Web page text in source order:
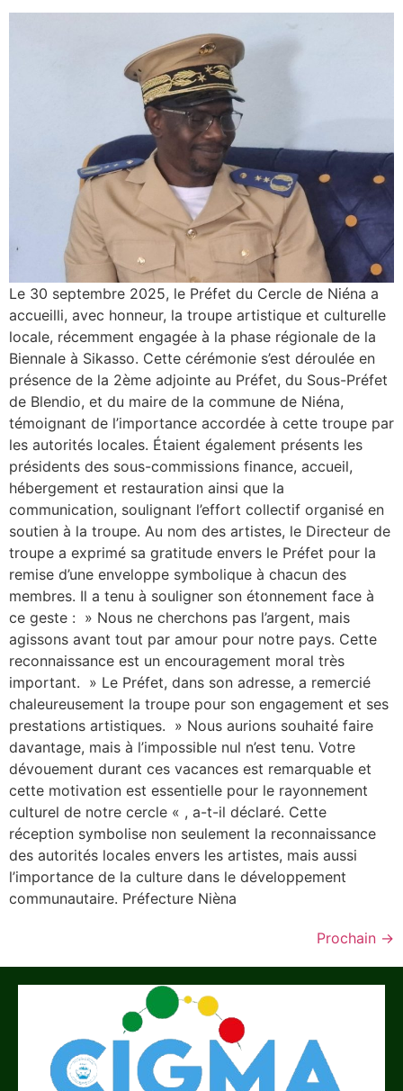
Le 30 septembre 2025, le Préfet du Cercle de Niéna a
accueilli, avec honneur, la troupe artistique et culturelle
locale, récemment engagée à la phase régionale de la
Biennale à Sikasso. Cette cérémonie s’est déroulée en
présence de la 2ème adjointe au Préfet, du Sous-Préfet
de Blendio, et du maire de la commune de Niéna,
témoignant de l’importance accordée à cette troupe par
les autorités locales. Étaient également présents les
présidents des sous-commissions finance, accueil,
hébergement et restauration ainsi que la
communication, soulignant l’effort collectif organisé en
soutien à la troupe. Au nom des artistes, le Directeur de
troupe a exprimé sa gratitude envers le Préfet pour la
remise d’une enveloppe symbolique à chacun des
membres. Il a tenu à souligner son étonnement face à
ce geste : » Nous ne cherchons pas l’argent, mais
agissons avant tout par amour pour notre pays. Cette
reconnaissance est un encouragement moral très
important. » Le Préfet, dans son adresse, a remercié
chaleureusement la troupe pour son engagement et ses
prestations artistiques. » Nous aurions souhaité faire
davantage, mais à l’impossible nul n’est tenu. Votre
dévouement durant ces vacances est remarquable et
cette motivation est essentielle pour le rayonnement
culturel de notre cercle « , a-t-il déclaré. Cette
réception symbolise non seulement la reconnaissance
des autorités locales envers les artistes, mais aussi
l’importance de la culture dans le développement
communautaire. Préfecture Nièna
Prochain →